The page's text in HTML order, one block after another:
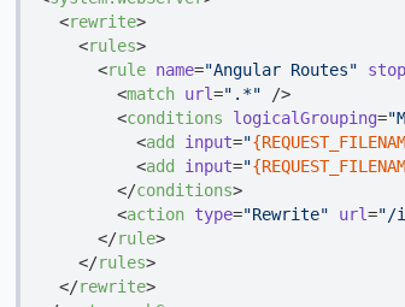
<rewrite>
<rules>
<rule name="Angular Routes"
<match url=".*" />
<conditions logicalGrouping=
<add input="
<add input="
</conditions>
<action type="Rewrite" url="/
</rule>
</rules>
</rewrite>